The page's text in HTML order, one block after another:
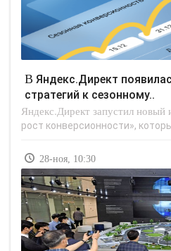
В Яндекс.Директ появилась адаптация
стратегий к сезонному..
Яндекс.Директ запустил
рост конверсионности»,
28-ноя, 10:30